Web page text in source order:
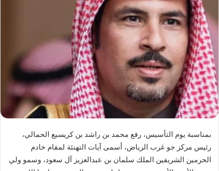
بمناسبة يوم التأسيس، رفع محمد بن راشد بن كريسيع الحمالي،
رئيس مركز جو غرب الرياض، أسمى آيات التهنئة لمقام خادم
الحرمين الشريفين الملك سلمان بن عبدالعزيز آل سعود، وسمو ولي